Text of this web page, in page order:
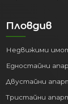
Пловдив
Недвижими
Едностайни
Двустайни
Тристайни